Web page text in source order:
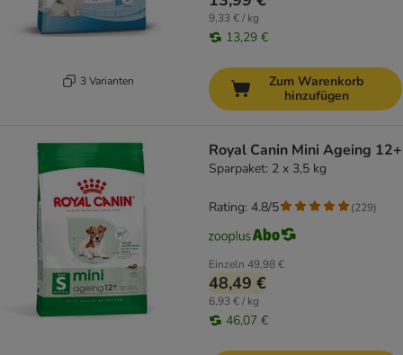
3 Varianten
9,33 € / kg
13,29 €
Zum Warenkorb
hinzufügen
Royal Canin Mini Ageing 12+
Sparpaket: 2 x 3,5 kg
Einzeln 49,98 €
48,49 €
6,93 € / kg
46,07 €
Rating: 4.8/5 (229)